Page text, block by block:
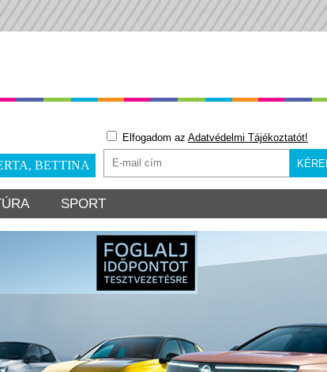
BETTINA
Elfogadom az Adatvédelmi Tájékoztatót!
SPORT